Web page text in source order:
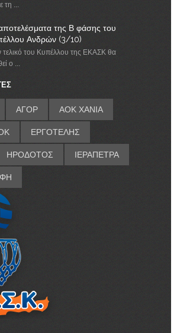
τη ...
της Β φάσης του
Ανδρών (3/10)
τελικό του Κυπέλλου της ΕΚΑΣΚ θα
ο ...
ΑΓΟΡ ΑΟΚ ΧΑΝΙΑ
ΕΡΓΟΤΕΛΗΣ
ΗΡΟΔΟΤΟΣ ΙΕΡΑΠΕΤΡΑ